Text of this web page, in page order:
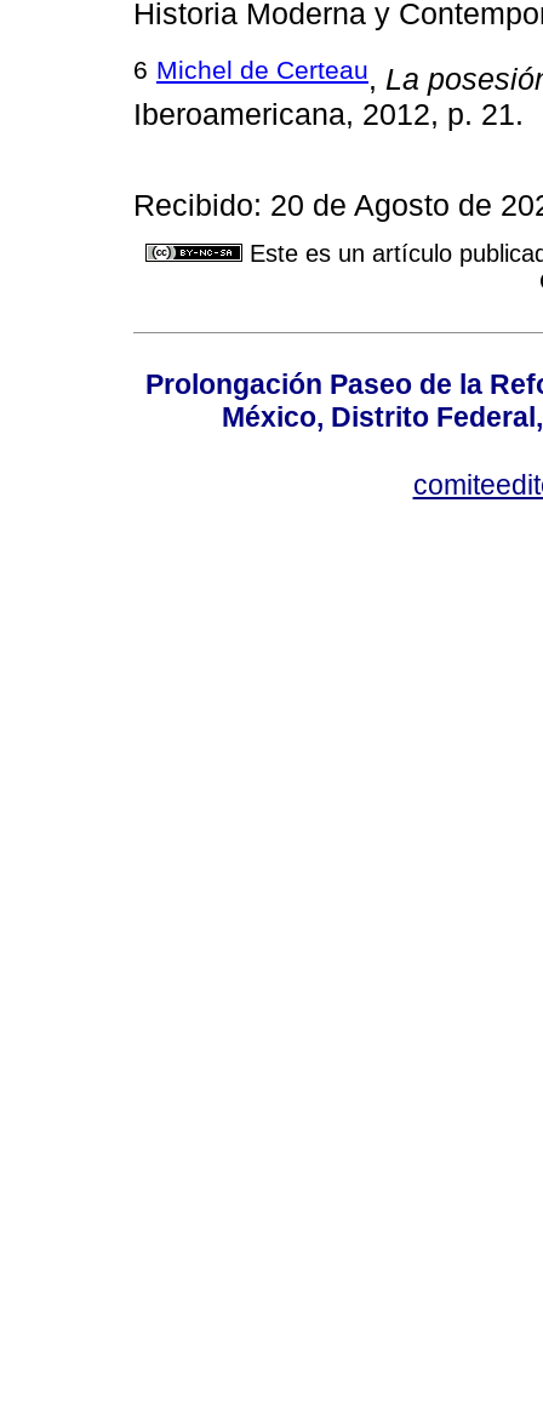
Historia Moderna y
6 Michel de Certeau, La
Iberoamericana, 2012, p. 21.
Recibido: 20 de Agosto de
Este es un artículo
Prolongación Paseo de la
México, Distrito